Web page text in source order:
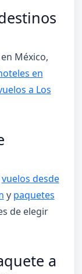
México,
en
a Los
vuelos desde
y paquetes
de elegir
a